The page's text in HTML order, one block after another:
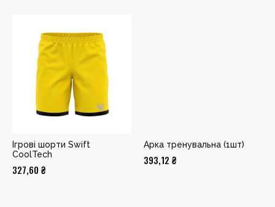
Ігрові шорти Swift
CoolTech
327,60 ₴
Арка тренувальна (1шт)
393,12 ₴